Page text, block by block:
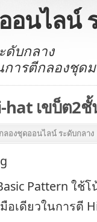
อนไลน์
ดับกลาง
ารตีกลองชุด
hat เขบ็ต2
ลองชุดออนไลน์ ระดับกลาง
Pattern ใช้โ
อเดียวในการตี